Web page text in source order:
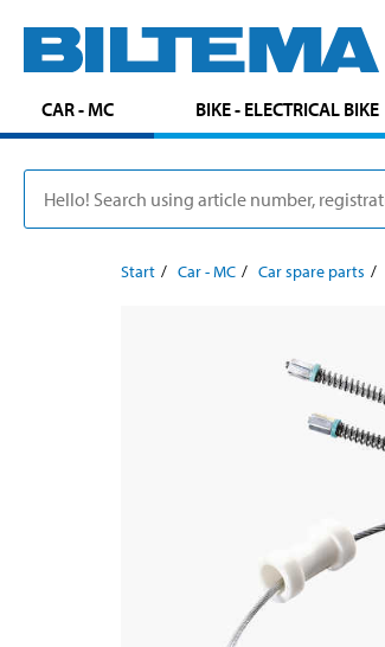
CAR - MC BIKE - ELECTRICAL BIKE
Start Car - MC Car spare parts